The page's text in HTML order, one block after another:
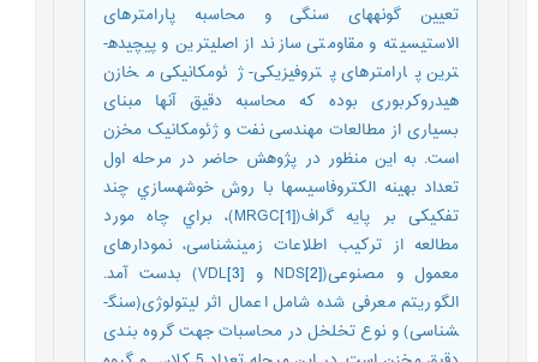
تعیین گونه­های سنگی و محاسبه پارامترهای
الاستیسیته و مقاومتی سازند از اصلی­ترین و پیچیده­
ترین پارامترهای پتروفیزیکی- ژئومکانیکی مخازن
هیدروکربوری بوده که محاسبه دقیق آن­ها مبنای
بسیاری از مطالعات مهندسی نفت و ژئومکانیک مخزن
است. به این منظور در پژوهش حاضر در مرحله اول
تعداد بهينه الكتروفاسيس­ها با روش خوشه­سازي چند
تفکیکی بر پايه گراف(MRGC[1]
)، براي چاه مورد
مطالعه از ترکیب اطلاعات زمین­شناسی، نمودارهای
معمول و مصنوعی(NDS[2] و
VDL) بدست آمد.
الگوریتم معرفی شده شامل اعمال اثر لیتولوژی(سنگ­
شناسی) و نوع تخلخل در محاسبات جهت گروه بندی